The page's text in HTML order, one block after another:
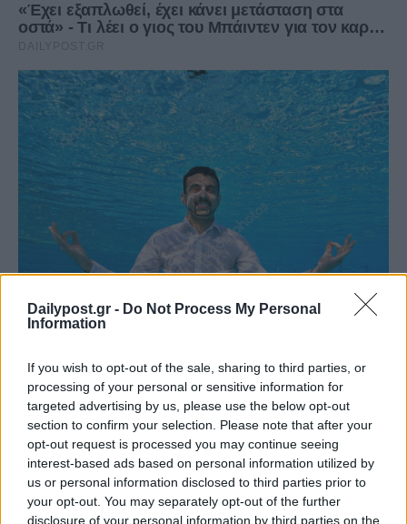
Dailypost.gr - Do Not Process My Personal
Information
If you wish to opt-out of the sale, sharing to third parties, or
processing of your personal or sensitive information for
targeted advertising by us, please use the below opt-out
section to confirm your selection. Please note that after your
opt-out request is processed you may continue seeing
interest-based ads based on personal information utilized by
us or personal information disclosed to third parties prior to
your opt-out. You may separately opt-out of the further
disclosure of your personal information by third parties on the